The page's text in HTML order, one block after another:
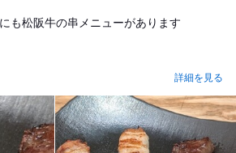
も松阪牛の串メニューがあります
詳細を見る